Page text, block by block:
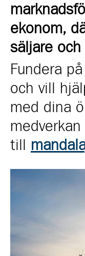
ekonom,
säljare och
Fundera
och vill
med dina
medverkan
till